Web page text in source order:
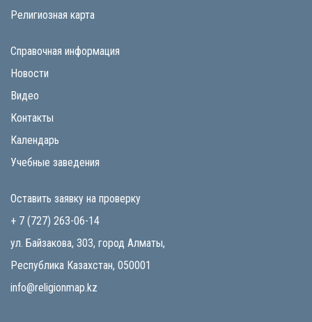
Религиозная карта
Справочная информация
Новости
Видео
Контакты
Календарь
Учебные заведения
Оставить заявку на проверку
+ 7 (727) 263-06-14
ул. Байзакова, 303, город Алматы,
Республика Казахстан, 050001
info@religionmap.kz